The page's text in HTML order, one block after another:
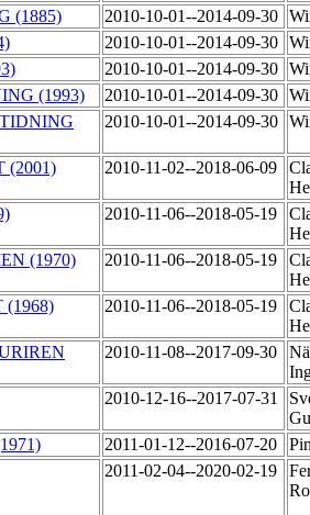
(1885)
2010-10-01--2014-09-30
2010-10-01--2014-09-30
2010-10-01--2014-09-30
(1993)
2010-10-01--2014-09-30
2010-10-01--2014-09-30
(2001) 2010-11-02--2018-06-09
2010-11-06--2018-05-19
(1970)
2010-11-06--2018-05-19
(1968)
2010-11-06--2018-05-19
2010-11-08--2017-09-30
2010-12-16--2017-07-31
2011-01-12--2016-07-20
2011-02-04--2020-02-19